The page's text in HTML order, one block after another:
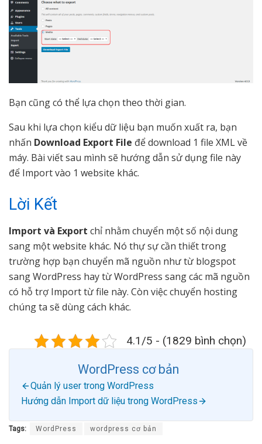
Bạn cũng có thể lựa chọn theo thời gian.
Sau khi lựa chọn kiểu dữ liệu bạn muốn xuất ra, bạn
nhấn Download Export File để download 1 file XML về
máy. Bài viết sau mình sẽ hướng dẫn sử dụng file này
để Import vào 1 website khác.
Lời Kết
Import và Export chỉ nhằm chuyển một số nội dung
sang một website khác. Nó thự sự cần thiết trong
trường hợp bạn chuyển mã nguồn như từ blogspot
sang WordPress hay từ WordPress sang các mã nguồn
có hỗ trợ Import từ file này. Còn việc chuyển hosting
chúng ta sẽ dùng cách khác.
4.1/5 - (1829 bình chọn)
WordPress cơ bản
Quản lý user trong WordPress
Hướng dẫn Import dữ liệu trong WordPress
Tags: WordPress wordpress cơ bản